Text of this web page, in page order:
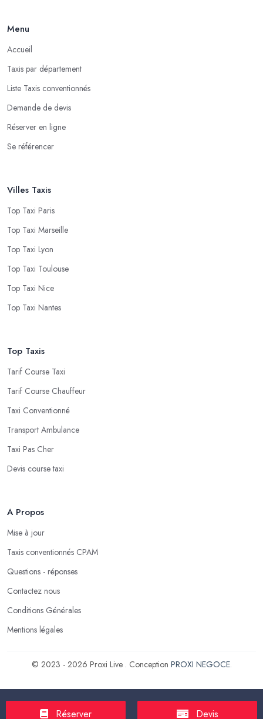
Menu
Accueil
Taxis par département
Liste Taxis conventionnés
Demande de devis
Réserver en ligne
Se référencer
Villes Taxis
Top Taxi Paris
Top Taxi Marseille
Top Taxi Lyon
Top Taxi Toulouse
Top Taxi Nice
Top Taxi Nantes
Top Taxis
Tarif Course Taxi
Tarif Course Chauffeur
Taxi Conventionné
Transport Ambulance
Taxi Pas Cher
Devis course taxi
A Propos
Mise à jour
Taxis conventionnés CPAM
Questions - réponses
Contactez nous
Conditions Générales
Mentions légales
© 2023 - 2026 Proxi Live . Conception PROXI NEGOCE.
Réserver Devis